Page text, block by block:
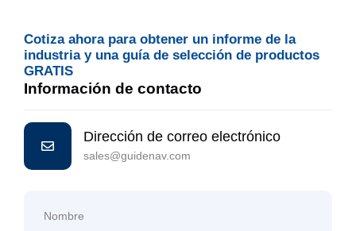
Cotiza ahora para obtener un informe de la
industria y una guía de selección de productos
GRATIS
Información de contacto
Dirección de correo electrónico
sales@guidenav.com
Nombre